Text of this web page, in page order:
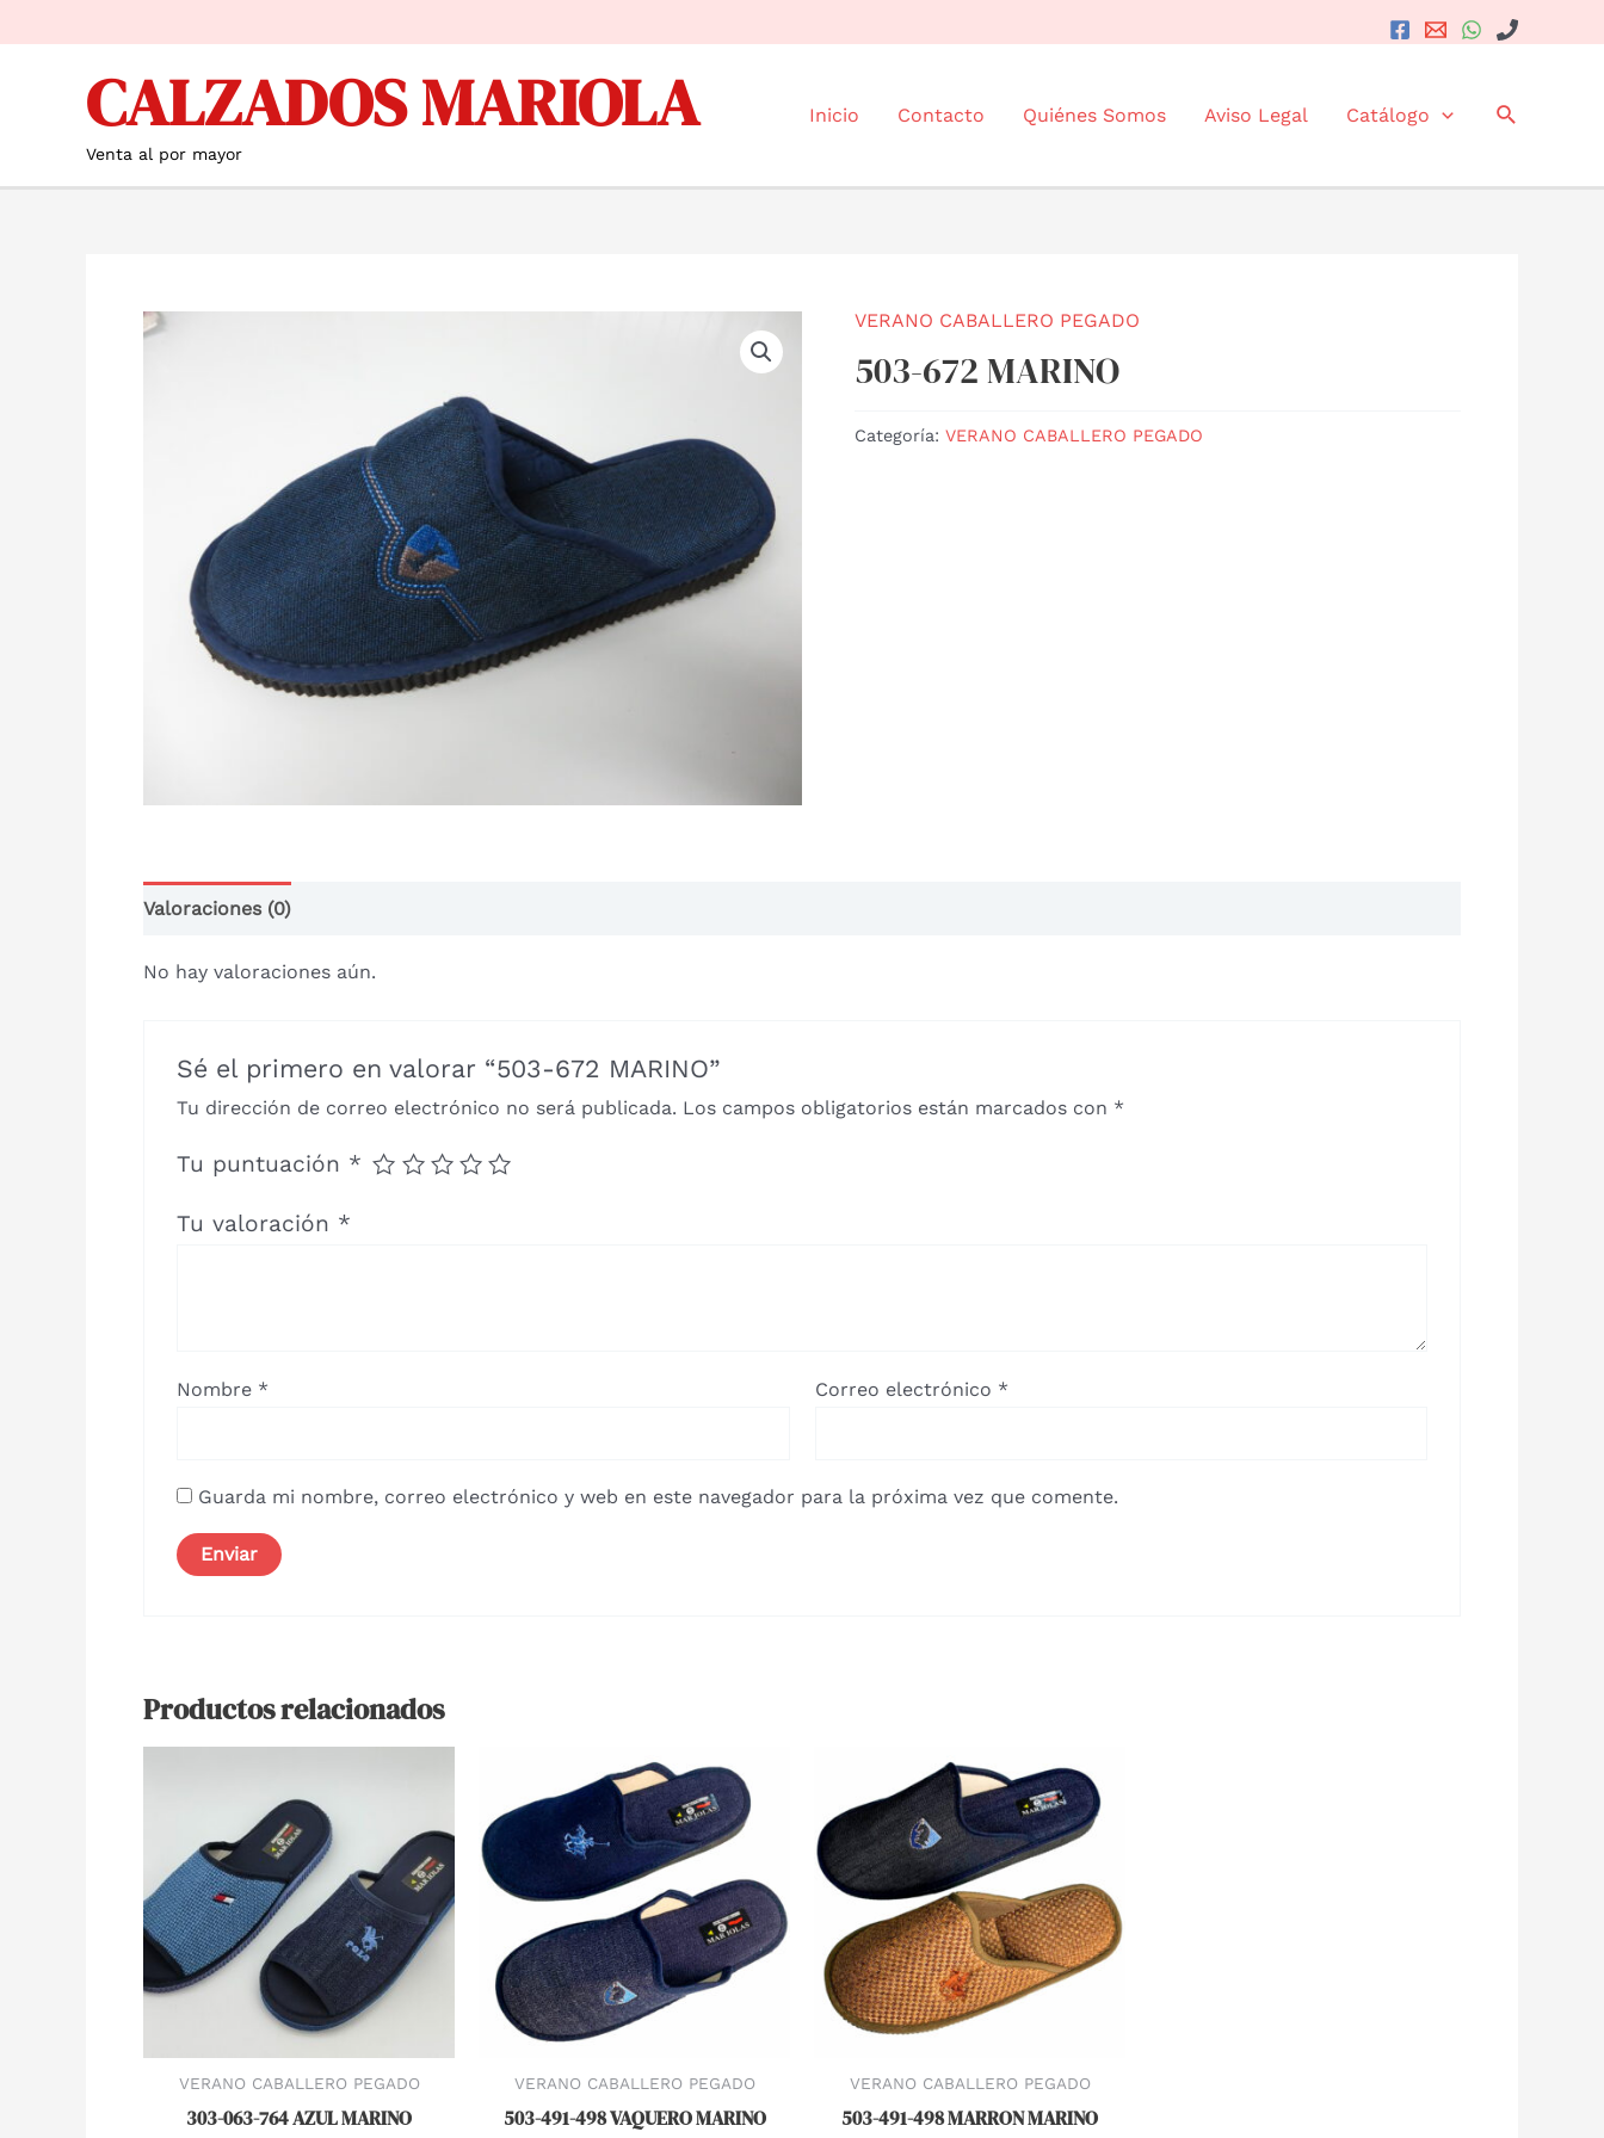
al
contenidoCALZADOS MARIOLA
Venta al por mayor
Inicio Contacto Quiénes Somos Aviso Legal Catálogo Buscar
VERANO CABALLERO PEGADO
503-672 MARINO
Categoría:VERANO CABALLERO PEGADO
Valoraciones (0)
No hay valoraciones aún.
Sé el primero en valorar “503-672 MARINO”
Tu dirección de correo electrónico no será publicada. Los campos obligatorios están marcados con *
Tu puntuación *
Tu valoración *
Nombre * Correo electrónico *
Guarda mi nombre, correo electrónico y web en este navegador para la próxima vez que comente.
Productos relacionados
VERANO CABALLERO PEGADO
303-063-764 AZUL MARINO
VERANO CABALLERO PEGADO
503-491-498 VAQUERO MARINO
VERANO CABALLERO PEGADO
503-491-498 MARRON MARINO